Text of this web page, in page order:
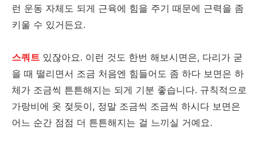
런 운동 자체도 되게 근육에 힘을 주기 때문에 근력을 좀
키울 수 있거든요.
스쿼트 있잖아요. 이런 것도 한번 해보시면은, 다리가 굳
을 때 떨리면서 조금 처음엔 힘들어도 좀 하다 보면은 하
체가 조금씩 튼튼해지는 되게 기분 좋습니다. 규칙적으로
가랑비에 옷 젖듯이, 정말 조금씩 조금씩 하시다 보면은
어느 순간 점점 더 튼튼해지는 걸 느끼실 거예요.